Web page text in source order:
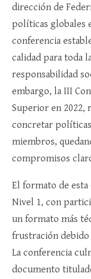
dirección de
políticas globales
conferencia
calidad para toda
responsabilidad
embargo, la III
Superior en 2022,
concretar
miembros,
compromisos
El formato de esta
Nivel 1, con
un formato más
frustración
La conferencia
documento